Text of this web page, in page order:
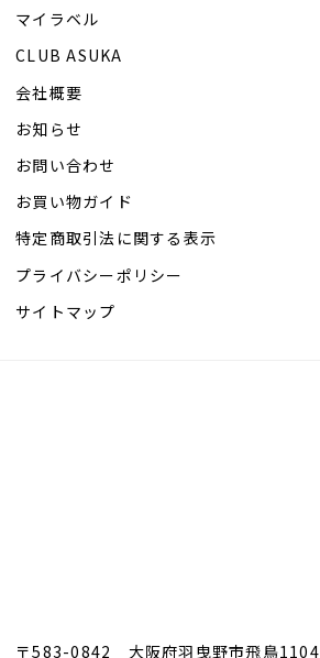
マイラベル
CLUB ASUKA
会社概要
お知らせ
お問い合わせ
お買い物ガイド
特定商取引法に関する表示
プライバシーポリシー
サイトマップ
〒583-0842 大阪府羽曳野市飛鳥1104